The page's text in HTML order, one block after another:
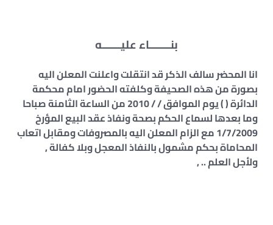
بنـــــــاء عليــــــه
انا المحضر سالف الذكر قد انتقلت واعلنت المعلن اليه
بصورة من هذه الصحيفة وكلفته الحضور امام محكمة
الدائرة ( ) يوم الموافق / / 2010 من الساعة الثامنة صباحا
وما بعدها لسماع الحكم بصحة ونفاذ عقد البيع المؤرخ
1/7/2009 مع الزام المعلن اليه بالمصروفات ومقابل اتعاب
المحاماة بحكم مشمول بالنفاذ المعجل وبلا كفالة ,
ولأجل العلم .. ,